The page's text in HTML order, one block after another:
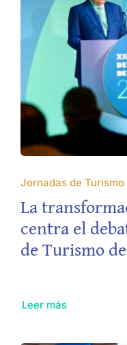
Jornadas de
La
centra el
de Turismo
Leer más